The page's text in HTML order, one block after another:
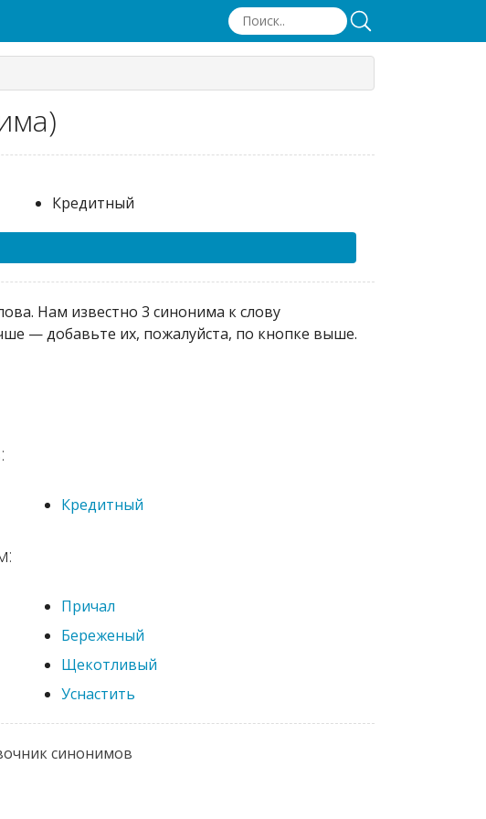
Кредитный
Нам известно 3 синонима к слову
— добавьте их, пожалуйста, по кнопке выше.
Кредитный
Причал
Береженый
Щекотливый
Уснастить
синонимов